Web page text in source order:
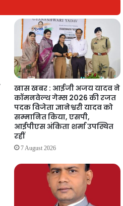
खास खबर : आईजी अजय यादव ने
कॉमनवेल्थ गेम्स 2026 की रजत
पदक विजेता ज्ञानेश्वरी यादव को
सम्मानित किया, एसपी,
आईपीएस अंकिता शर्मा उपस्थित
रहीं
7 August 2026